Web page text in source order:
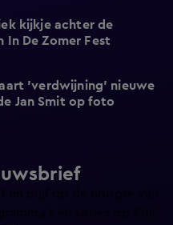
kijkje achter de
In De Zomer Fest
'verdwijning' nieuwe
Jan Smit op foto
en blijf op de hoogte van